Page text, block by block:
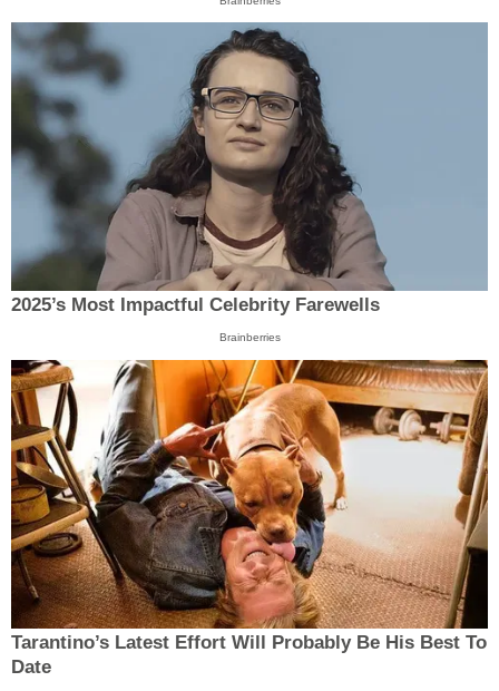
2025’s Most Impactful Celebrity Farewells
Brainberries
Tarantino’s Latest Effort Will Probably Be His Best To
Date